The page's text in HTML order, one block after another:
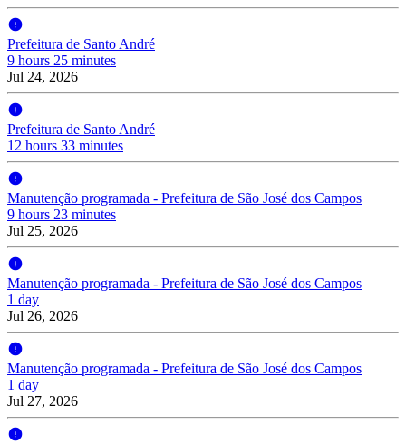
Prefeitura de Santo André
9 hours 25 minutes
Jul 24, 2026
Prefeitura de Santo André
12 hours 33 minutes
Manutenção programada - Prefeitura de São José dos Campos
9 hours 23 minutes
Jul 25, 2026
Manutenção programada - Prefeitura de São José dos Campos
1 day
Jul 26, 2026
Manutenção programada - Prefeitura de São José dos Campos
1 day
Jul 27, 2026